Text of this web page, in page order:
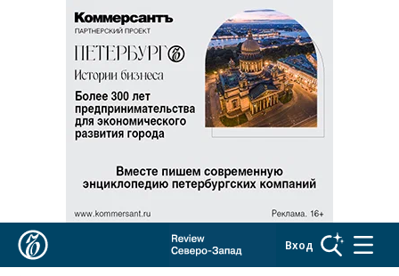
Реклама в «Ъ» www.kommersant.ru/ad
Вход